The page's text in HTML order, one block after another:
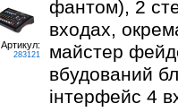
Артикул:
283121
фантом), 2
входах,
майстер
вбудований
інтерфейс 4